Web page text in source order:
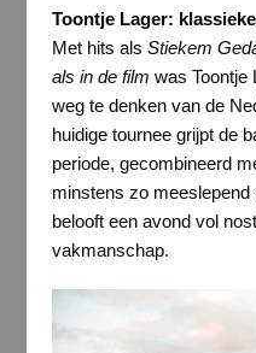
Toontje Lager:
Met hits als Stiekem
als in de film was Toontje
weg te denken van de
huidige tournee grijpt de
periode, gecombineerd
minstens zo
belooft een avond vol
vakmanschap.